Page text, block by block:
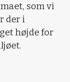
som vi
der i
højde for